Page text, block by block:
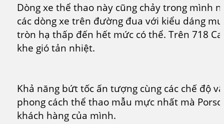
Dòng xe thể thao này cũng chảy trong mình
các dòng xe trên đường đua với kiểu dáng
tròn hạ thấp đến hết mức có thể. Trên 718
khe gió tản nhiệt.
Khả năng bứt tốc ấn tượng cùng các chế độ
phong cách thể thao mẫu mực nhất mà
khách hàng của mình.